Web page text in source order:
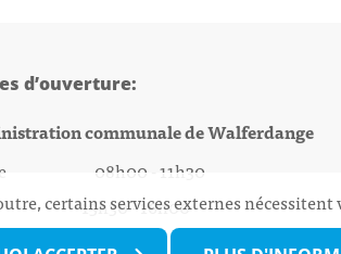
d’ouverture:
communale de Walferdange
08h00 - 11h30
- 16h00
certains services externes